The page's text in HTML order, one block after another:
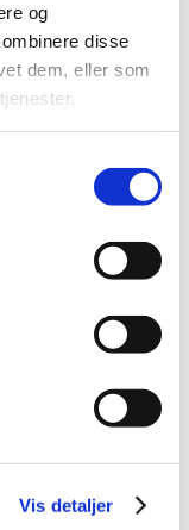
og
disse
dem, eller som
Vis detaljer